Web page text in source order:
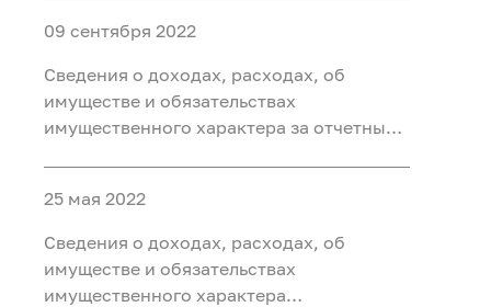
руководителя и главного бухгалтера
федеральных учреждений
подведомственных Роснедрам, а такж
09 сентября 2022
Сведения о доходах, расходах, об
имуществе и обязательствах
имущественного характера за отчетный
федеральных учреждений
подведомственных Роснедрам, а также о
доходах, об имуществе и обязате
25 мая 2022
Сведения о доходах, расходах, об
имуществе и обязательствах
имущественного характера